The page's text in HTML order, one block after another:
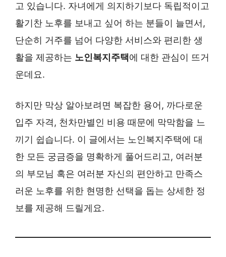
고 있습니다. 자녀에게 의지하기보다 독립적이고
활기찬 노후를 보내고 싶어 하는 분들이 늘면서,
단순히 거주를 넘어 다양한 서비스와 편리한 생
활을 제공하는 노인복지주택에 대한 관심이 뜨거
운데요.
하지만 막상 알아보려면 복잡한 용어, 까다로운
입주 자격, 천차만별인 비용 때문에 막막함을 느
끼기 쉽습니다. 이 글에서는 노인복지주택에 대
한 모든 궁금증을 명확하게 풀어드리고, 여러분
의 부모님 혹은 여러분 자신의 편안하고 만족스
러운 노후를 위한 현명한 선택을 돕는 상세한 정
보를 제공해 드릴게요.